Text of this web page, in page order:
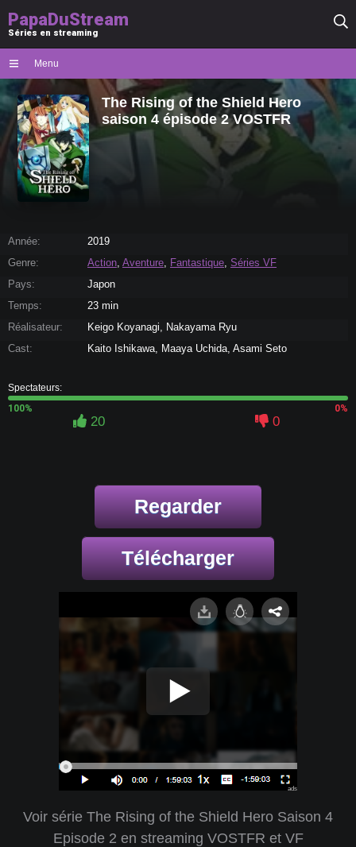
PapaDuStream
Séries en streaming
Menu
The Rising of the Shield Hero
saison 4 épisode 2 VOSTFR
Année:
2019
Genre:
Action, Aventure, Fantastique, Séries VF
Pays:
Japon
Temps:
23 min
Réalisateur:
Keigo Koyanagi, Nakayama Ryu
Cast:
Kaito Ishikawa, Maaya Uchida, Asami Seto
Spectateurs:
100%
0%
20 0
Regarder
Télécharger
ads
Voir série The Rising of the Shield Hero Saison 4
Episode 2 en streaming VOSTFR et VF